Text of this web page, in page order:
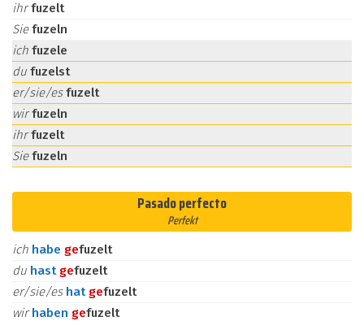
ihrfuzelt
Siefuzeln
ich fuzele
du fuzelst
er/sie/esfuzelt
wirfuzeln
ihrfuzelt
Siefuzeln
Pasado perfecto
Perfekt
ich habe gefuzelt
du hast gefuzelt
er/sie/es hat gefuzelt
wirhaben gefuzelt